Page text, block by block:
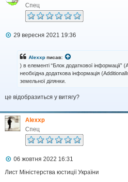
Спец
П
н
я
29 вересня 2021 19:36
Alexxp писав:
) в елементі “Блок додаткової інформації”
необхідна додаткова інформація
земельної ділянки.
це відобразиться у витягу?
Alexxp
Спец
П
в
06 жовтня 2022 16:31
Лист Міністерства юстиції України